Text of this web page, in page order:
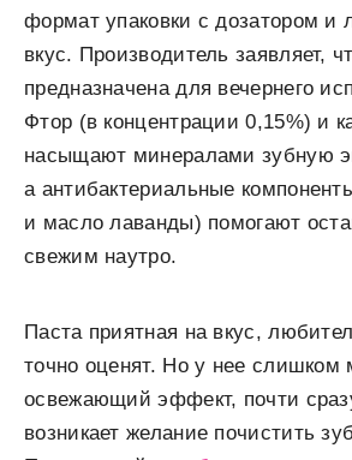
формат упаковки с дозатором и
вкус. Производитель заявляет,
предназначена для вечернего
Фтор (в концентрации 0,15%) и
насыщают минералами зубную
а антибактериальные
и масло лаванды) помогают
свежим наутро.
Паста приятная на вкус,
точно оценят. Но у нее слишком
освежающий эффект, почти
возникает желание почистить